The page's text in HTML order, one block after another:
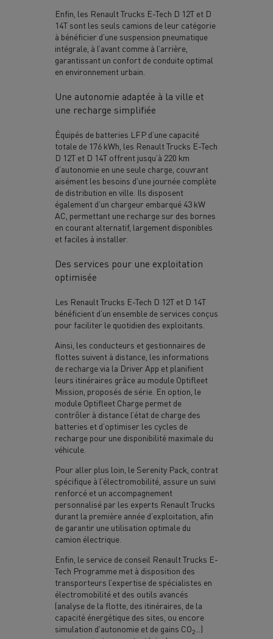
Enfin, les Renault Trucks E-Tech D 12T et D
14T sont les seuls camions de leur catégorie
à bénéficier d’une suspension pneumatique
intégrale, à l’avant comme à l’arrière,
garantissant un confort de conduite optimal
en environnement urbain.
Une autonomie adaptée à la ville et
une recharge simplifiée
Équipés de batteries LFP d’une capacité
totale de 176 kWh, les Renault Trucks E-Tech
D 12T et D 14T offrent jusqu’à 220 km
d’autonomie en une seule charge, couvrant
aisément les besoins d’une journée complète
de distribution en ville. Ils disposent
également d’un chargeur embarqué 43 kW
AC, permettant une recharge sur des bornes
en courant alternatif, largement disponibles
et faciles à installer.
Des services pour une exploitation
optimisée
Les Renault Trucks E-Tech D 12T et D 14T
bénéficient d’un ensemble de services conçus
pour faciliter le quotidien des exploitants.
Ainsi, les conducteurs et gestionnaires de
flottes suivent à distance, les informations
de recharge via la Driver App et planifient
leurs itinéraires grâce au module Optifleet
Mission, proposés de série. En option, le
module Optifleet Charge permet de
contrôler à distance l’état de charge des
batteries et d’optimiser les cycles de
recharge pour une disponibilité maximale du
véhicule.
Pour aller plus loin, le Serenity Pack, contrat
spécifique à l’électromobilité, assure un suivi
renforcé et un accompagnement
personnalisé par les experts Renault Trucks
durant la première année d’exploitation, afin
de garantir une utilisation optimale du
camion électrique.
Enfin, le service de conseil Renault Trucks E-
Tech Programme met à disposition des
transporteurs l’expertise de spécialistes en
électromobilité et des outils avancés
(analyse de la flotte, des itinéraires, de la
capacité énergétique des sites, ou encore
simulation d'autonomie et de gains CO2
...)